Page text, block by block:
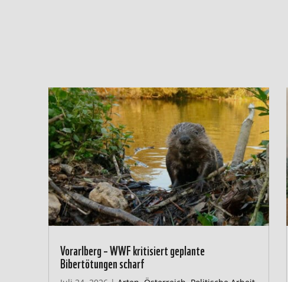
Vorarlberg – WWF kritisiert geplante
Bibertötungen scharf